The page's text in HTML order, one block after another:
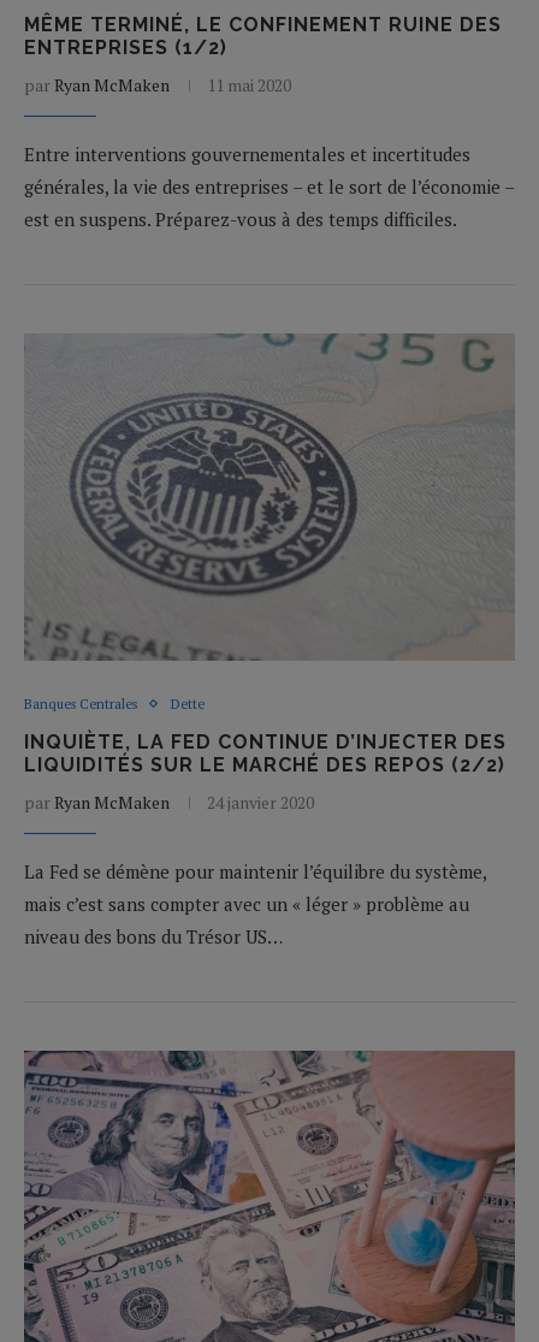
MÊME TERMINÉ, LE CONFINEMENT RUINE DES
ENTREPRISES (1/2)
parRyan McMaken 11 mai 2020
Entre interventions gouvernementales et incertitudes
générales, la vie des entreprises – et le sort de l’économie –
est en suspens. Préparez-vous à des temps difficiles.
Banques Centrales Dette
INQUIÈTE, LA FED CONTINUE D’INJECTER DES
LIQUIDITÉS SUR LE MARCHÉ DES REPOS (2/2)
parRyan McMaken 24 janvier 2020
La Fed se démène pour maintenir l’équilibre du système,
mais c’est sans compter avec un « léger » problème au
niveau des bons du Trésor US…